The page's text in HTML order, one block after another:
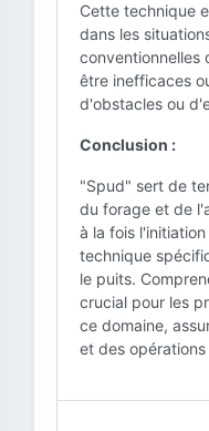
Cette technique
dans les
conventionnelles
être inefficaces
d'obstacles ou
Conclusion :
"Spud" sert de
du forage et de
à la fois
technique
le puits.
crucial pour les
ce domaine,
et des